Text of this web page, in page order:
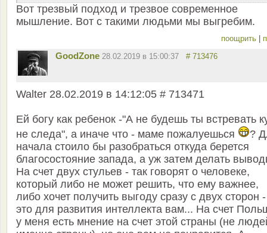
Вот трезвый подход и трезвое современное
мышление. Вот с такими людьми мы выгребим.
поощрить
GoodZone 28.02.2019 в 15:00:37 # 713476
Walter 28.02.2019 в 14:12:05 # 713471
Ей богу как ребенок -"А не будешь ты встревать
не следа", а иначе что - маме пожалуешься
?
начала стоило бы разобраться откуда берется
благосостояние запада, а уж затем делать
На счет двух стульев - так говорят о человеке,
который либо не может решить, что ему важнее,
либо хочет получить выгоду сразу с двух сторон -
это для развития интеллекта вам... На счет
у меня есть мнение на счет этой страны (не